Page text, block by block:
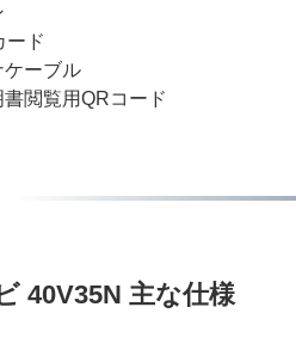
ード
ケーブル
書閲覧用QRコード
40V35N 主な仕様